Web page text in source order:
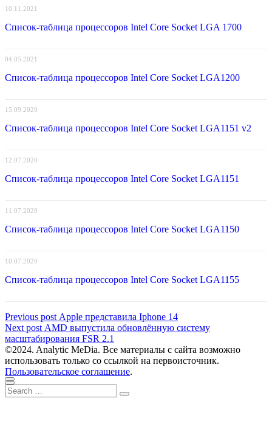
10.11.2021
Список-таблица процессоров Intel Core Socket LGA 1700
04.05.2021
Список-таблица процессоров Intel Core Socket LGA1200
15.09.2020
Список-таблица процессоров Intel Core Socket LGA1151 v2
12.07.2020
Список-таблица процессоров Intel Core Socket LGA1151
11.07.2020
Список-таблица процессоров Intel Core Socket LGA1150
10.07.2020
Список-таблица процессоров Intel Core Socket LGA1155
Навигация
по
записям
Previous post Previous
post:
Apple представила Iphone 14
Next post Next
post:
AMD выпустила обновлённую систему
масштабирования FSR 2.1
©2024. Analytic MeDia. Все материалы с сайта возможно
использовать только со ссылкой на первоисточник.
Пользовательское соглашение.
Scroll
to
Close
Search
for:
Search